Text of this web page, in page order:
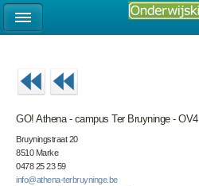
GO! Athena - campus Ter Bruyninge - OV4
Bruyningstraat 20
8510 Marke
0478 25 23 59
info@athena-terbruyninge.be